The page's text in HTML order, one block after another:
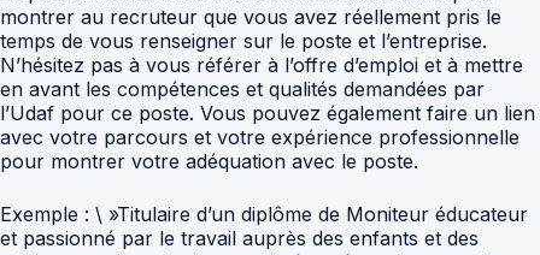
montrer au recruteur que vous avez réellement pris le
temps de vous renseigner sur le poste et l’entreprise.
N’hésitez pas à vous référer à l’offre d’emploi et à mettre
en avant les compétences et qualités demandées par
l’Udaf pour ce poste. Vous pouvez également faire un lien
avec votre parcours et votre expérience professionnelle
pour montrer votre adéquation avec le poste.
Exemple : \ »Titulaire d’un diplôme de Moniteur éducateur
et passionné par le travail auprès des enfants et des